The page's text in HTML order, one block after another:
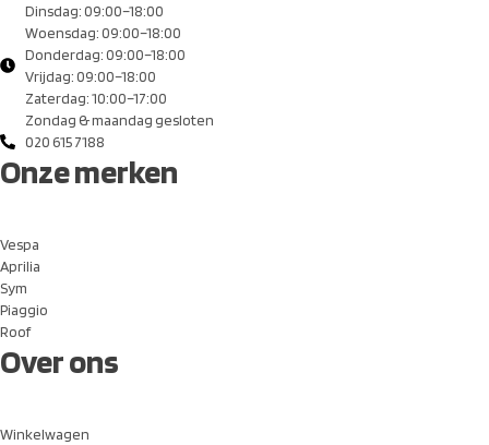
Dinsdag: 09:00–18:00
Woensdag: 09:00–18:00
Donderdag: 09:00–18:00
Vrijdag: 09:00–18:00
Zaterdag: 10:00–17:00
Zondag & maandag gesloten
020 615 7188
Onze merken
Vespa
Aprilia
Sym
Piaggio
Roof
Over ons
Winkelwagen